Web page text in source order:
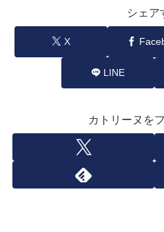
シェア
X
LINE
カトリーヌを